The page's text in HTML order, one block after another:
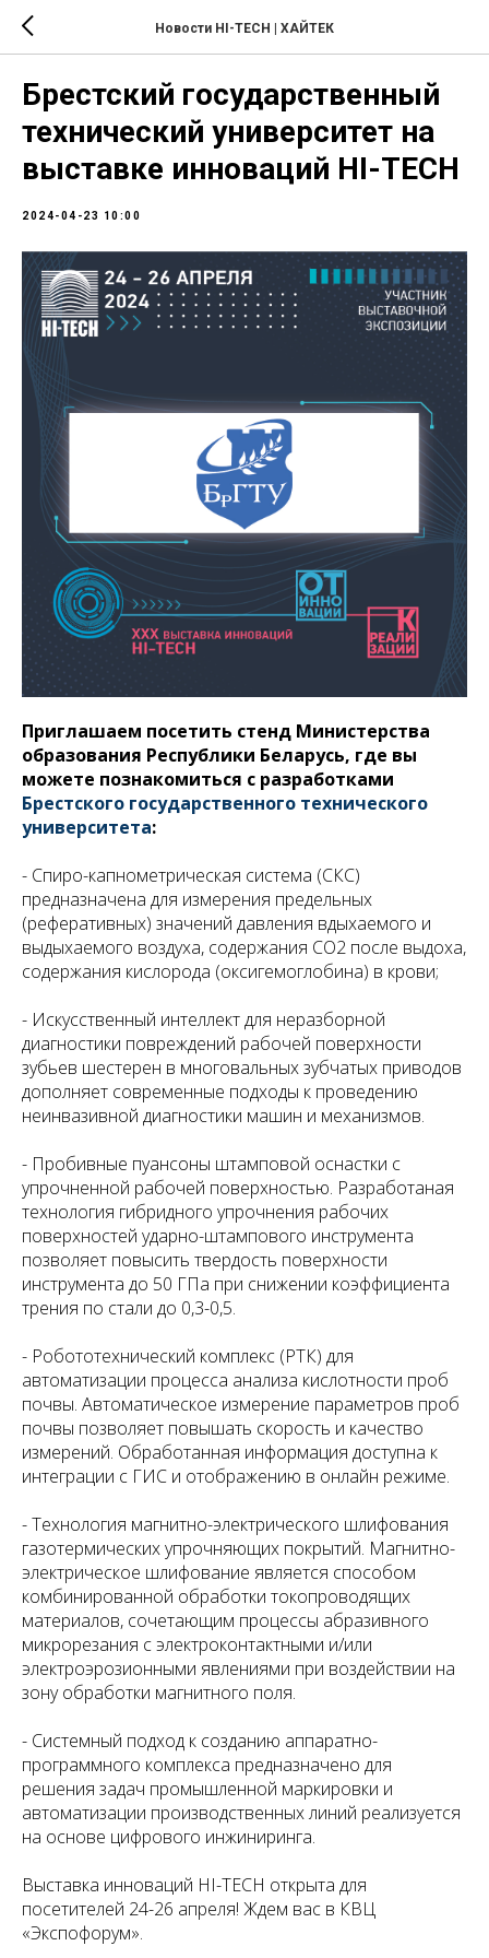
Новости HI-TECH | ХАЙТЕК
Брестский государственный
технический университет на
выставке инноваций HI-TECH
2024-04-23 10:00
Приглашаем посетить стенд Министерства
образования Республики Беларусь, где вы
можете познакомиться с разработками
Брестского государственного технического
университета:
- Спиро-капнометрическая система (СКС)
предназначена для измерения предельных
(реферативных) значений давления вдыхаемого и
выдыхаемого воздуха, содержания СО2 после выдоха,
содержания кислорода (оксигемоглобина) в крови;
- Искусственный интеллект для неразборной
диагностики повреждений рабочей поверхности
зубьев шестерен в многовальных зубчатых приводов
дополняет современные подходы к проведению
неинвазивной диагностики машин и механизмов.
- Пробивные пуансоны штамповой оснастки с
упрочненной рабочей поверхностью. Разработаная
технология гибридного упрочнения рабочих
поверхностей ударно-штампового инструмента
позволяет повысить твердость поверхности
инструмента до 50 ГПа при снижении коэффициента
трения по стали до 0,3-0,5.
- Робототехнический комплекс (РТК) для
автоматизации процесса анализа кислотности проб
почвы. Автоматическое измерение параметров проб
почвы позволяет повышать скорость и качество
измерений. Обработанная информация доступна к
интеграции с ГИС и отображению в онлайн режиме.
- Технология магнитно-электрического шлифования
газотермических упрочняющих покрытий. Магнитно-
электрическое шлифование является способом
комбинированной обработки токопроводящих
материалов, сочетающим процессы абразивного
микрорезания с электроконтактными и/или
электроэрозионными явлениями при воздействии на
зону обработки магнитного поля.
- Системный подход к созданию аппаратно-
программного комплекса предназначено для
решения задач промышленной маркировки и
автоматизации производственных линий реализуется
на основе цифрового инжиниринга.
Выставка инноваций HI-TECH открыта для
посетителей 24-26 апреля! Ждем вас в КВЦ
«Экспофорум».